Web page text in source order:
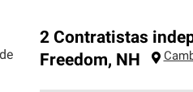
2 Contratistas
Freedom, NH